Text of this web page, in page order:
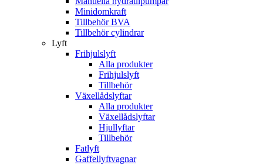
Minidomkraft
Tillbehör BVA
Tillbehör cylindrar
Lyft
Frihjulslyft
Alla produkter
Frihjulslyft
Tillbehör
Växellådslyftar
Alla produkter
Växellådslyftar
Hjullyftar
Tillbehör
Fatlyft
Gaffellyftvagnar